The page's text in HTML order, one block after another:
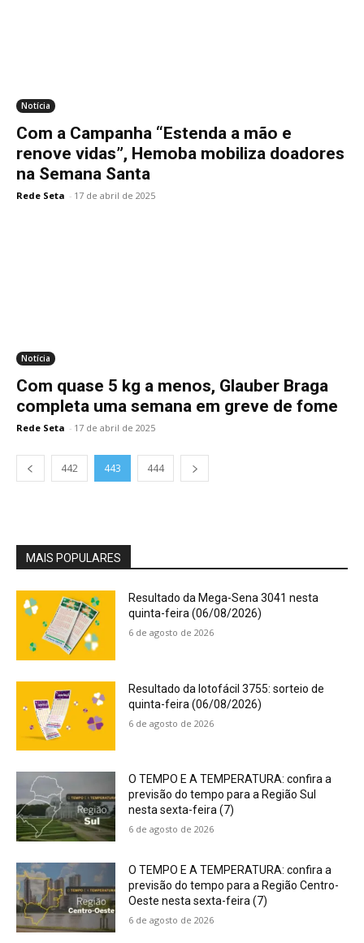
Notícia
Com a Campanha “Estenda a mão e
renove vidas”, Hemoba mobiliza doadores
na Semana Santa
Rede Seta - 17 de abril de 2025
Notícia
Com quase 5 kg a menos, Glauber Braga
completa uma semana em greve de fome
Rede Seta - 17 de abril de 2025
442 443 444
MAIS POPULARES
Resultado da Mega-Sena 3041 nesta
quinta-feira (06/08/2026)
6 de agosto de 2026
Resultado da lotofácil 3755: sorteio de
quinta-feira (06/08/2026)
6 de agosto de 2026
O TEMPO E A TEMPERATURA: confira a
previsão do tempo para a Região Sul
nesta sexta-feira (7)
6 de agosto de 2026
O TEMPO E A TEMPERATURA: confira a
previsão do tempo para a Região Centro-
Oeste nesta sexta-feira (7)
6 de agosto de 2026